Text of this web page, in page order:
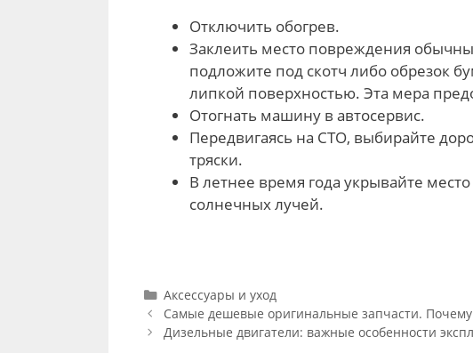
Отключить обогрев.
Заклеить место повреждения
подложите под скотч либо обрезок
липкой поверхностью. Эта мера
Отогнать машину в автосервис.
Передвигаясь на СТО, выбирайте
тряски.
В летнее время года укрывайте
солнечных лучей.
Categories
Аксессуары и уход
Post
navigation
Самые дешевые оригинальные запчасти. Почему
Дизельные двигатели: важные особенности